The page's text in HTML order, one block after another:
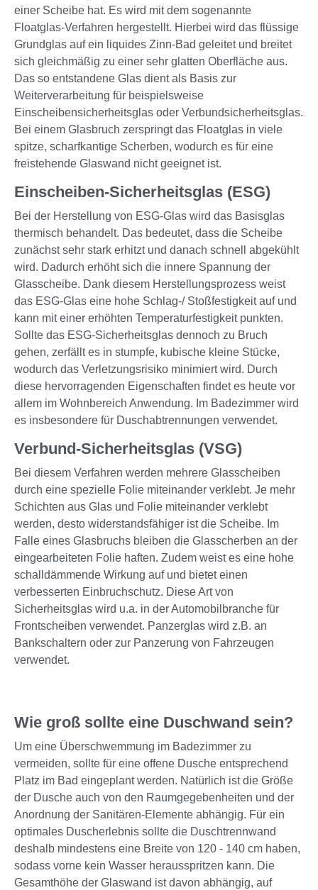
einer Scheibe hat. Es wird mit dem sogenannte
Floatglas-Verfahren hergestellt. Hierbei wird das flüssige
Grundglas auf ein liquides Zinn-Bad geleitet und breitet
sich gleichmäßig zu einer sehr glatten Oberfläche aus.
Das so entstandene Glas dient als Basis zur
Weiterverarbeitung für beispielsweise
Einscheibensicherheitsglas oder Verbundsicherheitsglas.
Bei einem Glasbruch zerspringt das Floatglas in viele
spitze, scharfkantige Scherben, wodurch es für eine
freistehende Glaswand nicht geeignet ist.
Einscheiben-Sicherheitsglas (ESG)
Bei der Herstellung von ESG-Glas wird das Basisglas
thermisch behandelt. Das bedeutet, dass die Scheibe
zunächst sehr stark erhitzt und danach schnell abgekühlt
wird. Dadurch erhöht sich die innere Spannung der
Glasscheibe. Dank diesem Herstellungsprozess weist
das ESG-Glas eine hohe Schlag-/ Stoßfestigkeit auf und
kann mit einer erhöhten Temperaturfestigkeit punkten.
Sollte das ESG-Sicherheitsglas dennoch zu Bruch
gehen, zerfällt es in stumpfe, kubische kleine Stücke,
wodurch das Verletzungsrisiko minimiert wird. Durch
diese hervorragenden Eigenschaften findet es heute vor
allem im Wohnbereich Anwendung. Im Badezimmer wird
es insbesondere für Duschabtrennungen verwendet.
Verbund-Sicherheitsglas (VSG)
Bei diesem Verfahren werden mehrere Glasscheiben
durch eine spezielle Folie miteinander verklebt. Je mehr
Schichten aus Glas und Folie miteinander verklebt
werden, desto widerstandsfähiger ist die Scheibe. Im
Falle eines Glasbruchs bleiben die Glasscherben an der
eingearbeiteten Folie haften. Zudem weist es eine hohe
schalldämmende Wirkung auf und bietet einen
verbesserten Einbruchschutz. Diese Art von
Sicherheitsglas wird u.a. in der Automobilbranche für
Frontscheiben verwendet. Panzerglas wird z.B. an
Bankschaltern oder zur Panzerung von Fahrzeugen
verwendet.
Wie groß sollte eine Duschwand sein?
Um eine Überschwemmung im Badezimmer zu
vermeiden, sollte für eine offene Dusche entsprechend
Platz im Bad eingeplant werden. Natürlich ist die Größe
der Dusche auch von den Raumgegebenheiten und der
Anordnung der Sanitären-Elemente abhängig. Für ein
optimales Duscherlebnis sollte die Duschtrennwand
deshalb mindestens eine Breite von 120 - 140 cm haben,
sodass vorne kein Wasser herausspritzen kann. Die
Gesamthöhe der Glaswand ist davon abhängig, auf